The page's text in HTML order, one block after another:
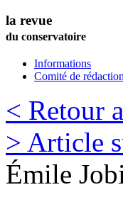
la revue
du conservatoire
Informations
Comité de rédaction
< Retour
> Article
Émile